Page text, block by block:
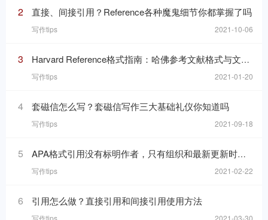
2 直接、间接引用？Reference各种魔鬼细节你都掌握了吗
写作tips 2021-10-06
3 Harvard Reference格式指南：哈佛参考文献格式与文内引用格式
写作tips 2021-01-20
4 套磁信怎么写？套磁信写作三大基础礼仪你知道吗
写作tips 2021-09-18
5 APA格式引用没有标明作者，只有组织和最新更新时间的网页，在reference list里要怎么写
写作tips 2021-02-22
6 引用怎么做？直接引用和间接引用使用方法
写作tips 2021-03-30